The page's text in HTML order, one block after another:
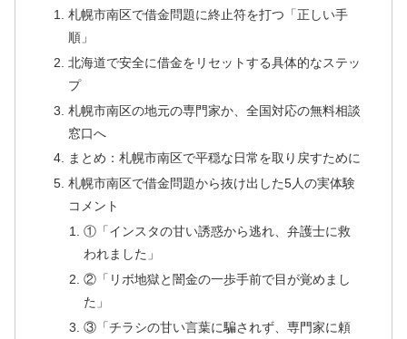
札幌市南区で借金問題に終止符を打つ「正しい手
順」
北海道で安全に借金をリセットする具体的なステッ
プ
札幌市南区の地元の専門家か、全国対応の無料相談
窓口へ
まとめ：札幌市南区で平穏な日常を取り戻すために
札幌市南区で借金問題から抜け出した5人の実体験
コメント
①「インスタの甘い誘惑から逃れ、弁護士に救
われました」
②「リボ地獄と闇金の一歩手前で目が覚めまし
た」
③「チラシの甘い言葉に騙されず、専門家に頼